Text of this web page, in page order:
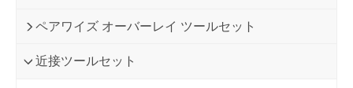
ペアワイズ オーバーレイ ツールセット
近接ツールセット